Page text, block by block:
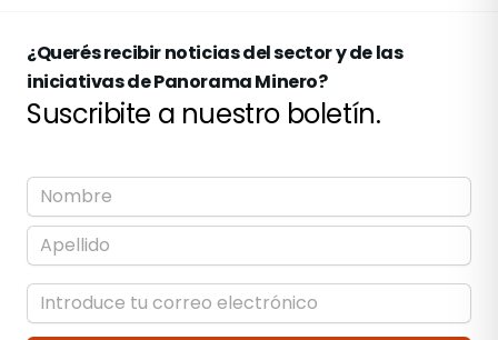
¿Querés recibir noticias del sector y de las
iniciativas de Panorama Minero?
Suscribite a nuestro boletín.